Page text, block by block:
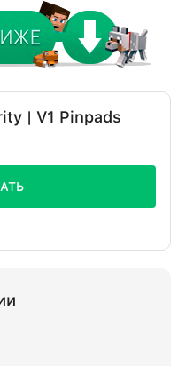
| V1 Pinpads